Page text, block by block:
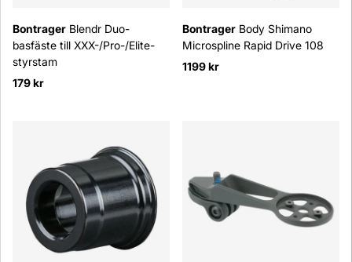
Bontrager Blendr Duo-
basfäste till XXX-/Pro-/Elite-
styrstam
179 kr
Bontrager Body Shimano
Microspline Rapid Drive 108
1199 kr